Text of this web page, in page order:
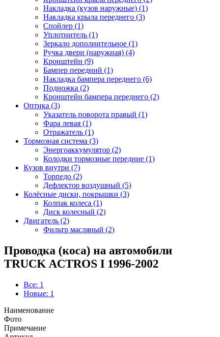
Накладка (кузов наружные) (1)
Накладка крыла переднего (3)
Спойлер (1)
Уплотнитель (1)
Зеркало дополнительное (1)
Ручка двери (наружная) (4)
Кронштейн (9)
Бампер передний (1)
Накладка бампера переднего (6)
Подножка (2)
Кронштейн бампера переднего (2)
Оптика (3)
Указатель поворота правый (1)
Фара левая (1)
Отражатель (1)
Тормозная система (3)
Энергоаккумулятор (2)
Колодки тормозные передние (1)
Кузов внутри (7)
Торпедо (2)
Дефлектор воздушный (5)
Колёсные диски, покрышки (3)
Колпак колеса (1)
Диск колесный (2)
Двигатель (2)
Фильтр масляный (2)
Проводка (коса) на автомобили
TRUCK ACTROS I 1996-2002
Все: 1
Новые: 1
Наименование
Фото
Примечание